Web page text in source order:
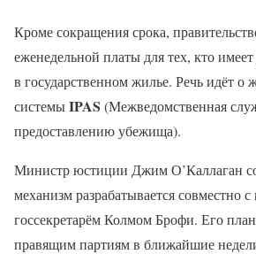
Кроме сокращения срока,
еженедельной платы для тех, кто
в государственном жилье. Речь идёт о
системыIPAS (Межведомственная
предоставлению убежища).
Министр юстиции Джим О’Каллаган
механизм разрабатывается совместно
госсекретарём Колмом Брофи. Его
правящим партиям в ближайшие